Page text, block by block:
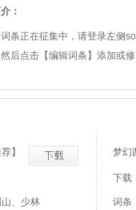
：
条正在征集中，请登录左侧
后点击【编辑词条】添加或
】
、少林
梦幻
下载
词条